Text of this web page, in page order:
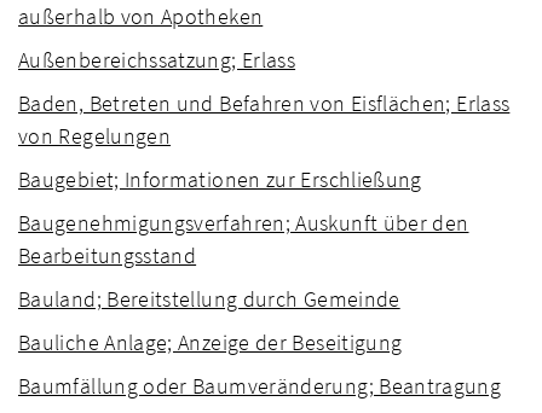
außerhalb von Apotheken
Außenbereichssatzung; Erlass
Baden, Betreten und Befahren von Eisflächen; Erlass
von Regelungen
Baugebiet; Informationen zur Erschließung
Baugenehmigungsverfahren; Auskunft über den
Bearbeitungsstand
Bauland; Bereitstellung durch Gemeinde
Bauliche Anlage; Anzeige der Beseitigung
Baumfällung oder Baumveränderung; Beantragung